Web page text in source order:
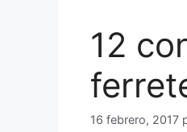
12
16 febrero, 2017